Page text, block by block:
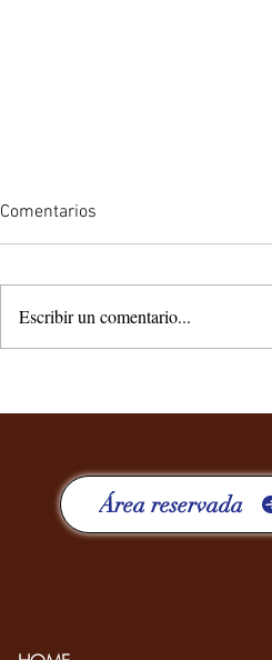
EXPERIENCIAS
Comentarios
Escribir un comentario...
Área reservada